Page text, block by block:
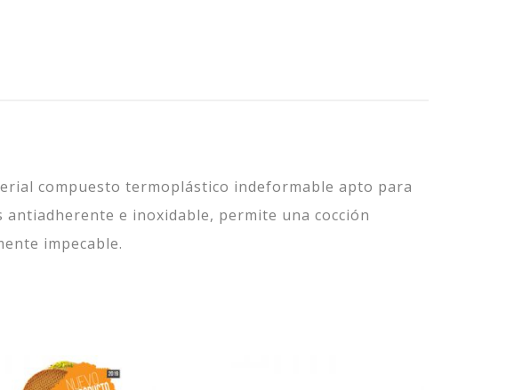
compuesto termoplástico indeformable apto para
e inoxidable, permite una cocción
impecable.